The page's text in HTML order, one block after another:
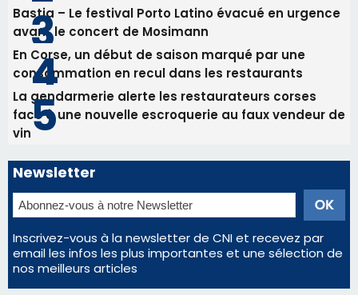
Bastia – Le festival Porto Latino évacué en urgence
avant le concert de Mosimann
En Corse, un début de saison marqué par une
consommation en recul dans les restaurants
La gendarmerie alerte les restaurateurs corses
face à une nouvelle escroquerie au faux vendeur de
vin
Newsletter
Inscrivez-vous à la newsletter de CNI et recevez par
email les infos les plus importantes et une sélection de
nos meilleurs articles